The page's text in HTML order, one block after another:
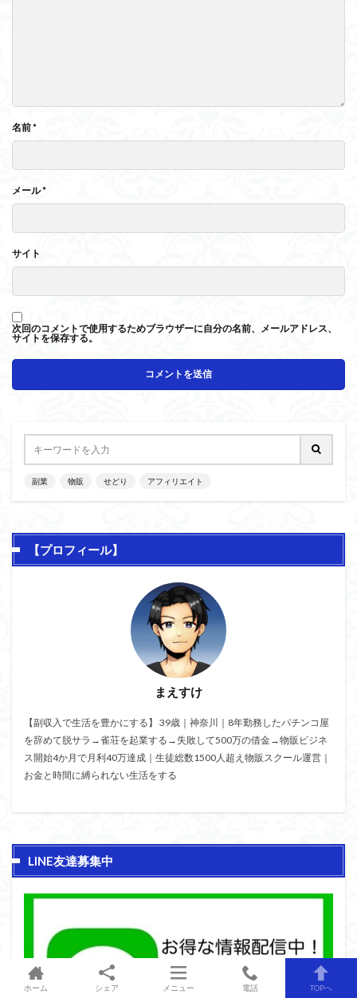
名前*
メール*
サイト
次回のコメントで使用するためブラウザーに自分の名前、メールアドレス、
サイトを保存する。
副業 物販 せどり アフィリエイト
【プロフィール】
まえすけ
【副収入で生活を豊かにする】 39歳｜神奈川｜8年勤務したパチンコ屋
を辞めて脱サラ→雀荘を起業する→失敗して500万の借金→物販ビジネ
ス開始4か月で月利40万達成｜生徒総数1500人超え物販スクール運営｜
お金と時間に縛られない生活をする
LINE友達募集中
ホーム シェア メニュー 電話 TOPへ